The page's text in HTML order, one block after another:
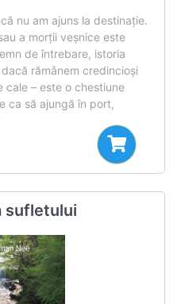
nu am ajuns la destinaţie.
a morţii veşnice este
de întrebare, istoria
rămânem credincioşi
cale – este o chestiune
ca să ajungă în port,
sufletului